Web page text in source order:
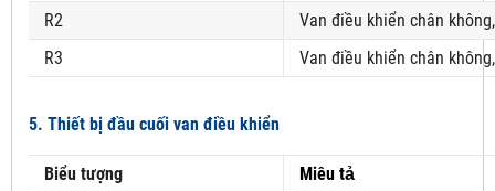
R2
Van điều khiển chân
R3
Van điều khiển chân
5. Thiết bị đầu cuối van điều khiển
Biểu tượng
Miêu tả